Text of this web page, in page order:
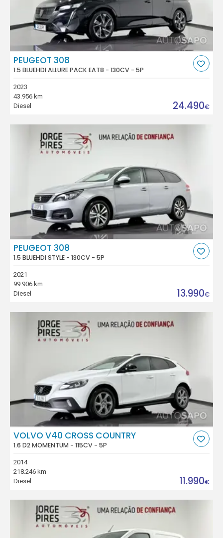
PEUGEOT 308
1.5 BLUEHDI ALLURE PACK EAT8 - 130CV - 5P
2023
43.956 km
Diesel
24.490€
PEUGEOT 308
1.5 BLUEHDI STYLE - 130CV - 5P
2021
99.906 km
Diesel
13.990€
VOLVO V40 CROSS COUNTRY
1.6 D2 MOMENTUM - 115CV - 5P
2014
218.246 km
Diesel
11.990€